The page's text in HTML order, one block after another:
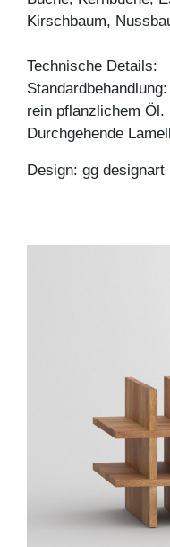
Kirschbaum,
Technische Details:
rein pflanzlichem Öl.
Durchgehende
Design: gg designart